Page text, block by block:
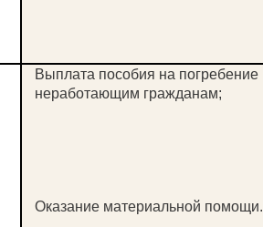
Выплата пособия на погребение
неработающим гражданам;
Оказание материальной помощи.